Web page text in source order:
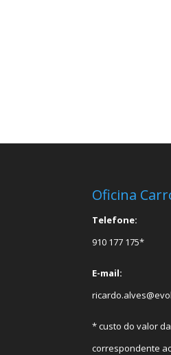
Oficina
Telefone:
910 177 175*
E-mail:
* custo do valor
correspondente